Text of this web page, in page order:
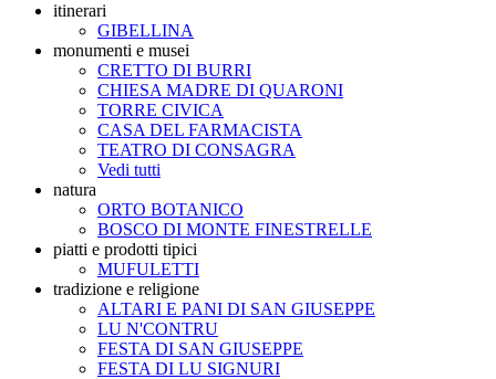
itinerari
GIBELLINA
monumenti e musei
CRETTO DI BURRI
CHIESA MADRE DI QUARONI
TORRE CIVICA
CASA DEL FARMACISTA
TEATRO DI CONSAGRA
Vedi tutti
natura
ORTO BOTANICO
BOSCO DI MONTE FINESTRELLE
piatti e prodotti tipici
MUFULETTI
tradizione e religione
ALTARI E PANI DI SAN GIUSEPPE
LU N'CONTRU
FESTA DI SAN GIUSEPPE
FESTA DI LU SIGNURI